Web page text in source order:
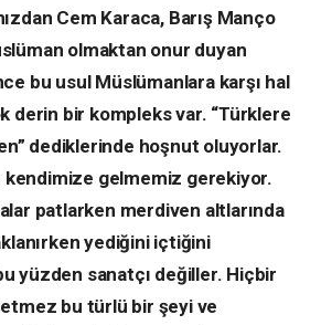
Cem Karaca, Barış Manço
olmaktan onur duyan
bu usul Müslümanlara karşı hal
derin bir kompleks var. “Türklere
dediklerinde hoşnut oluyorlar.
kendimize gelmemiz gerekiyor.
patlarken merdiven altlarında
yediğini içtiğini
yüzden sanatçı değiller. Hiçbir
bu türlü bir şeyi ve